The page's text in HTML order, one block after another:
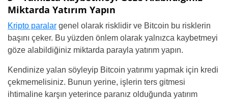
Miktarda Yatırım Yapın
Kripto paralar genel olarak risklidir ve Bitcoin bu risklerin
başını çeker. Bu yüzden önlem olarak yalnızca kaybetmeyi
göze alabildiğiniz miktarda parayla yatırım yapın.
Kendinize yalan söyleyip Bitcoin yatırımı yapmak için kredi
çekmemelisiniz. Bunun yerine, işlerin ters gitmesi
ihtimaline karşın yeterince paranız olduğunda yatırım